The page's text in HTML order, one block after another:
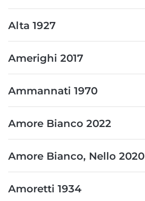
Alta 1927
Amerighi 2017
Ammannati 1970
Amore Bianco 2022
Amore Bianco, Nello 2020
Amoretti 1934